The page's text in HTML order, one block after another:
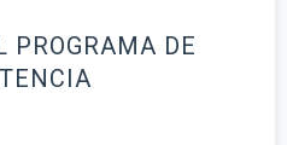
PROGRAMA DE